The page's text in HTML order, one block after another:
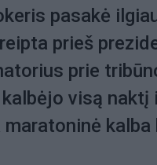
pasakė
prieš
prie
visą